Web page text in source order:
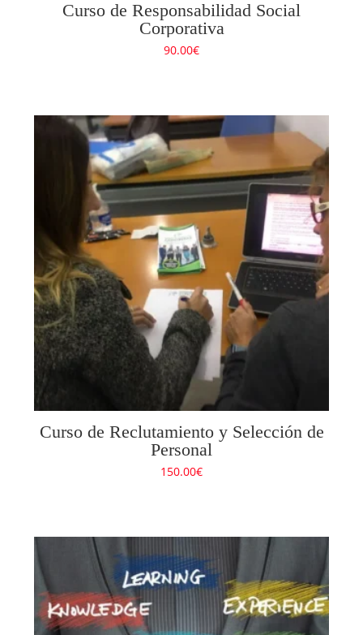
Curso de Responsabilidad Social
Corporativa
90.00€
Curso de Reclutamiento y Selección de
Personal
150.00€